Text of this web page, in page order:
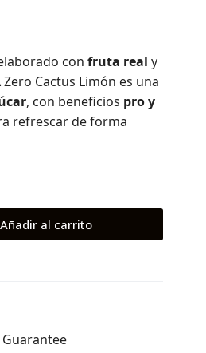
con fruta real y
Cactus Limón es una
, con beneficios pro y
refrescar de forma
Añadir al carrito